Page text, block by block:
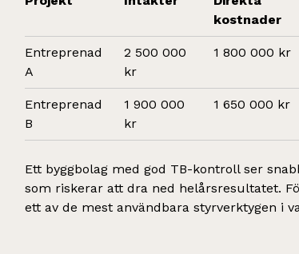
kostnader
Entreprenad
A
2 500 000
kr
1 800 000 kr
Entreprenad
B
1 900 000
kr
1 650 000 kr
Ett byggbolag med god TB-kontroll ser
som riskerar att dra ned helårsresultatet.
ett av de mest användbara styrverktygen i